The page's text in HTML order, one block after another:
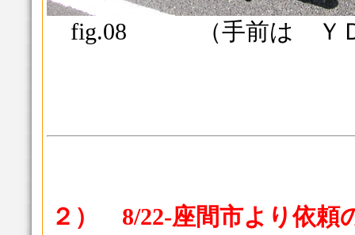
fig.08 （手前は ＹＤ
２） 8/22-座間市より依頼